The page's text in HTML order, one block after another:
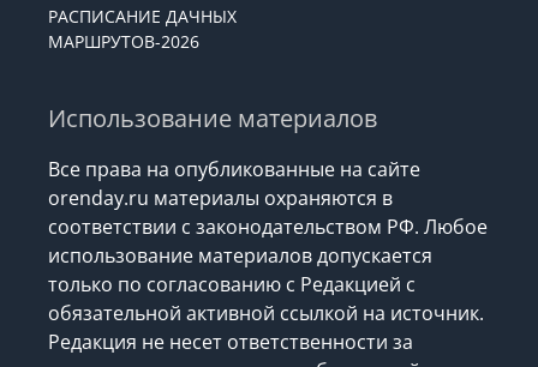
РАСПИСАНИЕ ДАЧНЫХ
МАРШРУТОВ-2026
Использование материалов
Все права на опубликованные на сайте
orenday.ru материалы охраняются в
соответствии с законодательством РФ. Любое
использование материалов допускается
только по согласованию с Редакцией с
обязательной активной ссылкой на источник.
Редакция не несет ответственности за